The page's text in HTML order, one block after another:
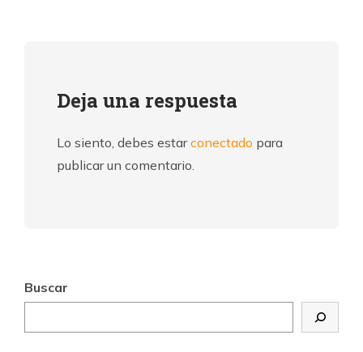
Deja una respuesta
Lo siento, debes estarconectado para
publicar un comentario.
Buscar